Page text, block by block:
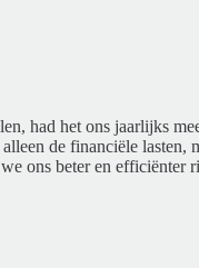
had het ons jaarlijks
de financiële lasten,
ons beter en efficiënter